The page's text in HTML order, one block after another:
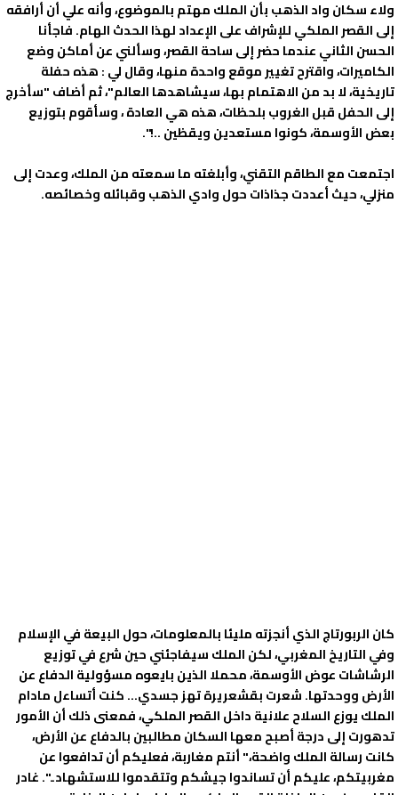
ولاء سكان واد الذهب بأن الملك مهتم بالموضوع، وأنه علي أن أرافقه
إلى القصر الملكي للإشراف على الإعداد لهذا الحدث الهام. فاجأنا
الحسن الثاني عندما حضر إلى ساحة القصر، وسألني عن أماكن وضع
الكاميرات، واقترح تغيير موقع واحدة منها، وقال لي : هذه حفلة
تاريخية، لا بد من الاهتمام بها، سيشاهدها العالم"، ثم أضاف "سأخرج
إلى الحفل قبل الغروب بلحظات، هذه هي العادة ، وسأقوم بتوزيع
بعض الأوسمة، كونوا مستعدين ويقظين ..!".
اجتمعت مع الطاقم التقني، وأبلغته ما سمعته من الملك، وعدت إلى
منزلي، حيث أعددت جذاذات حول وادي الذهب وقبائله وخصائصه.
كان الربورتاج الذي أنجزته مليئا بالمعلومات، حول البيعة في الإسلام
وفي التاريخ المغربي، لكن الملك سيفاجئني حين شرع في توزيع
الرشاشات عوض الأوسمة، محملا الذين بايعوه مسؤولية الدفاع عن
الأرض ووحدتها. شعرت بقشعريرة تهز جسدي... كنت أتساءل مادام
الملك يوزع السلاح علانية داخل القصر الملكي، فمعنى ذلك أن الأمور
تدهورت إلى درجة أصبح معها السكان مطالبين بالدفاع عن الأرض،
كانت رسالة الملك واضحة،" أنتم مغاربة، فعليكم أن تدافعوا عن
مغربيتكم، عليكم أن تساندوا جيشكم وتتقدموا للاستشهاد..". غادر